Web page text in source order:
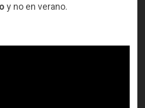
y no en verano.